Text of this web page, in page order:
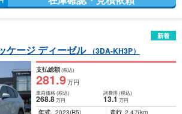
新着
ケージ ディーゼル （3DA-KH3P）
支払総額(税込)
281.9万円
車両価格(税込)
268.8万円
諸費用 (税込)
13.1 万円
年式 2023(R5) 走行 2.4万km